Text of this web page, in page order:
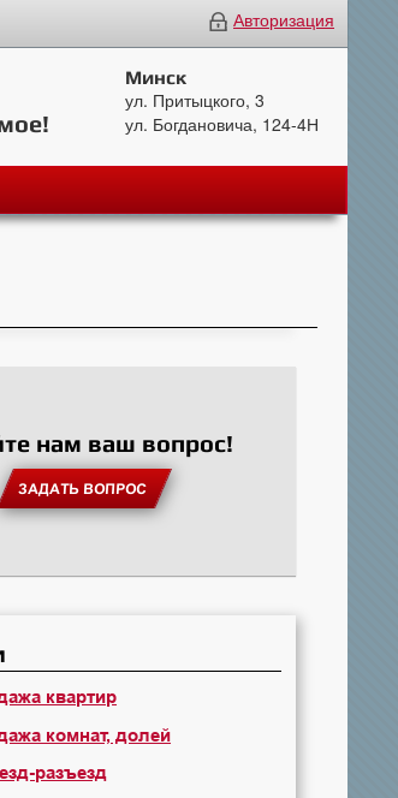
Авторизация
Минск
ул. Притыцкого, 3
ул. Богдановича, 124-4Н
нам ваш вопрос!
ЗАДАТЬ ВОПРОС
квартир
комнат, долей
разъезд